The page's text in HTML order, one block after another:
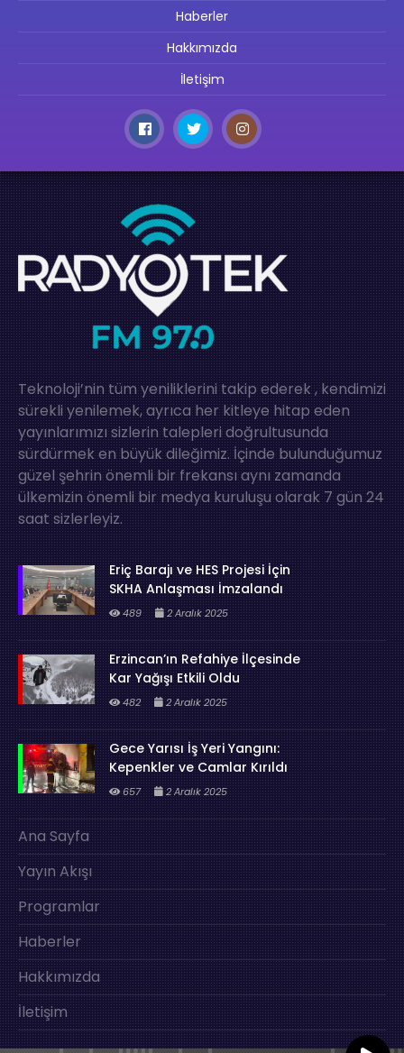
Haberler
Hakkımızda
İletişim
Teknoloji’nin tüm yeniliklerini takip ederek , kendimizi
sürekli yenilemek, ayrıca her kitleye hitap eden
yayınlarımızı sizlerin talepleri doğrultusunda
sürdürmek en büyük dileğimiz. İçinde bulunduğumuz
güzel şehrin önemli bir frekansı aynı zamanda
ülkemizin önemli bir medya kuruluşu olarak 7 gün 24
saat sizlerleyiz.
Eriç Barajı ve HES Projesi İçin
SKHA Anlaşması İmzalandı
489 2 Aralık 2025
Erzincan’ın Refahiye İlçesinde
Kar Yağışı Etkili Oldu
482 2 Aralık 2025
Gece Yarısı İş Yeri Yangını:
Kepenkler ve Camlar Kırıldı
657 2 Aralık 2025
Ana Sayfa
Yayın Akışı
Programlar
Haberler
Hakkımızda
İletişim